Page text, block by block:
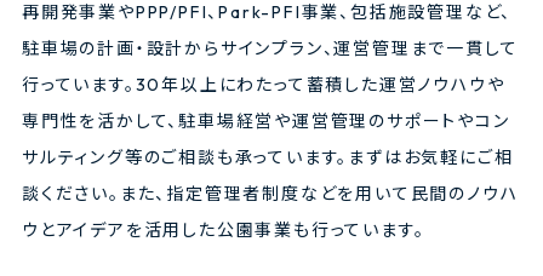
再開発事業やPPP/PFI、Park-PFI事業、包括施設管理など、
駐車場の計画・設計からサインプラン、運営管理まで一貫して
行っています。30年以上にわたって蓄積した運営ノウハウや
専門性を活かして、駐車場経営や運営管理のサポートやコン
サルティング等のご相談も承っています。まずはお気軽にご相
談ください。また、指定管理者制度などを用いて民間のノウハ
ウとアイデアを活用した公園事業も行っています。